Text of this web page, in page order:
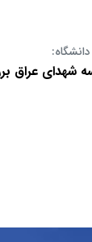
شهدای عراق